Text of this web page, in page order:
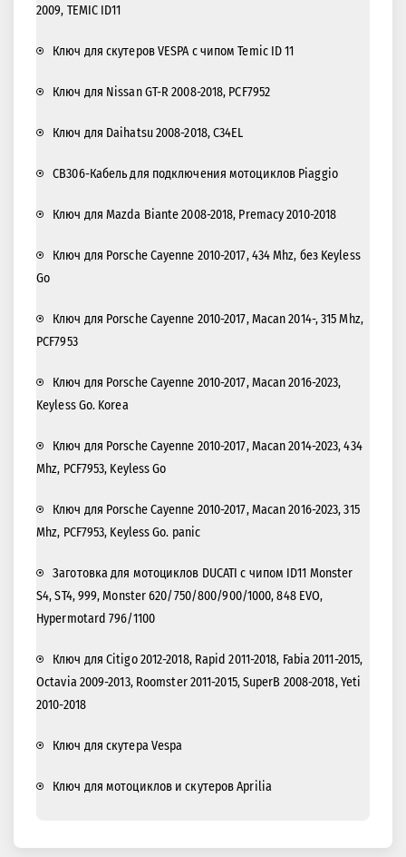
2009, TEMIC ID11
Ключ для скутеров VESPA с чипом Temic ID 11
Ключ для Nissan GT-R 2008-2018, PCF7952
Ключ для Daihatsu 2008-2018, C34EL
CB306-Кабель для подключения мотоциклов Piaggio
Ключ для Mazda Biante 2008-2018, Premacy 2010-2018
Ключ для Porsche Cayenne 2010-2017, 434 Mhz, без Keyless
Gо
Ключ для Porsche Cayenne 2010-2017, Macan 2014-, 315 Mhz,
PCF7953
Ключ для Porsche Cayenne 2010-2017, Macan 2016-2023,
Keyless Go. Korea
Ключ для Porsche Cayenne 2010-2017, Macan 2014-2023, 434
Mhz, PCF7953, Keyless Go
Ключ для Porsche Cayenne 2010-2017, Macan 2016-2023, 315
Mhz, PCF7953, Keyless Go. panic
Заготовка для мотоциклов DUCATI с чипом ID11 Monster
S4, ST4, 999, Monster 620/750/800/900/1000, 848 EVO,
Hypermotard 796/1100
Ключ для Citigo 2012-2018, Rapid 2011-2018, Fabia 2011-2015,
Octavia 2009-2013, Roomster 2011-2015, SuperB 2008-2018, Yeti
2010-2018
Ключ для скутера Vespa
Ключ для мотоциклов и скутеров Aprilia